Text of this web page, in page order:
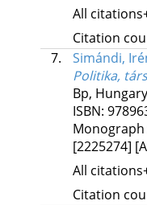
All
Citation
7.
Simándi,
Politika,
Bp,
ISBN:
[2225274]
All
Citation